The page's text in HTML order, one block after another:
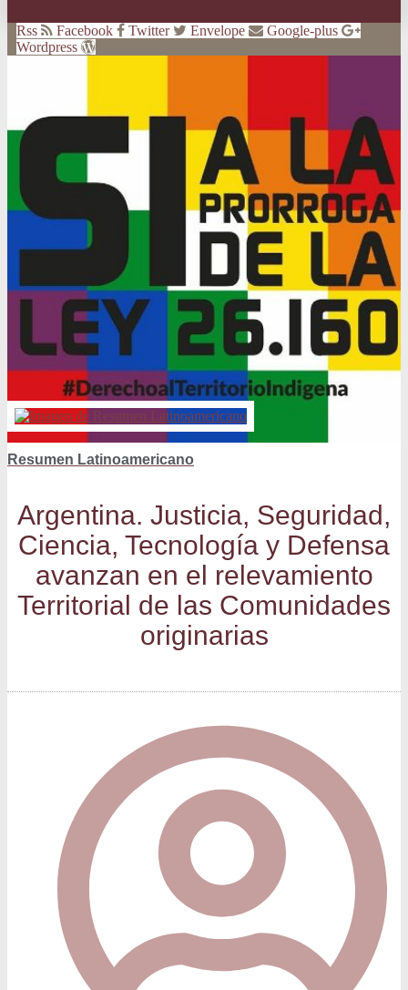
Rss Facebook Twitter Envelope
Google-plus
Wordpress
Resumen Latinoamericano
Argen­ti­na. Jus­ti­cia, Segu­ri­dad,
Cien­cia, Tec­no­lo­gía y Defen­sa
avan­zan en el rele­va­mien­to
Terri­to­rial de las Comu­ni­da­des
originarias